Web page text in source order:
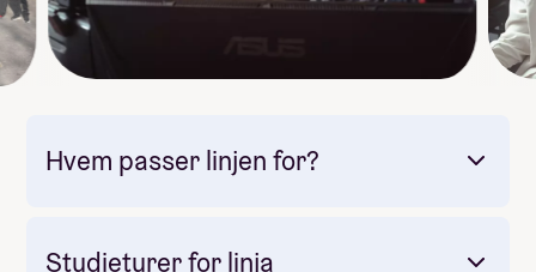
Hvem passer linjen for?
Studieturer for linja